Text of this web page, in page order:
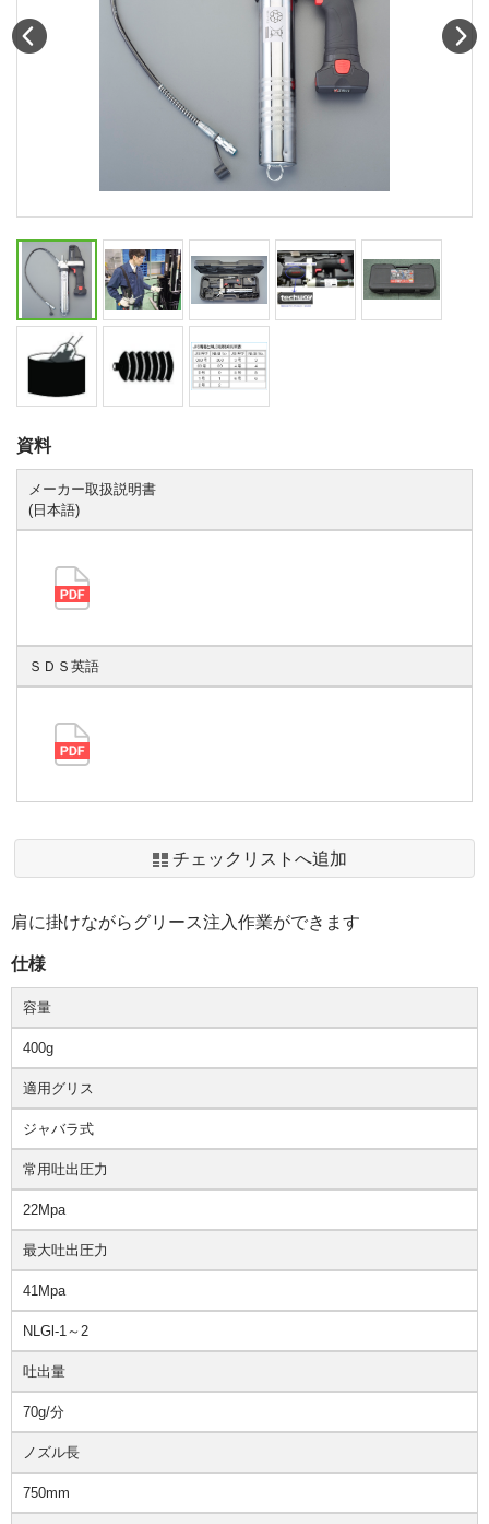
チェックリストへ追加
肩に掛けながらグリース注入作業ができます
仕様
容量
400g
適用グリス
ジャバラ式
常用吐出圧力
22Mpa
最大吐出圧力
41Mpa
NLGl-1～2
吐出量
70g/分
ノズル長
750mm
資料
メーカー取扱説明書
(日本語)
ＳＤＳ英語